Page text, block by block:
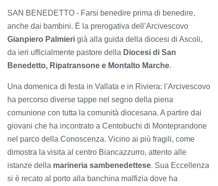
SAN BENEDETTO - Farsi benedire prima di benedire,
anche dai bambini. È la prerogativa dell’Arcivescovo
Gianpiero Palmieri già alla guida della diocesi di Ascoli,
da ieri ufficialmente pastore della Diocesi di San
Benedetto, Ripatransone e Montalto Marche.
Una domenica di festa in Vallata e in Riviera: l’Arcivescovo
ha percorso diverse tappe nel segno della piena
comunione con tutta la comunità diocesana. A partire dai
giovani che ha incontrato a Centobuchi di Monteprandone
nel parco della Conoscenza. Vicino ai più fragili, come
dimostra la visita al centro Biancazzurro, attento alle
istanze della marineria sambenedettese. Sua Eccellenza
si è recato al porto alla banchina malfizia dove ha